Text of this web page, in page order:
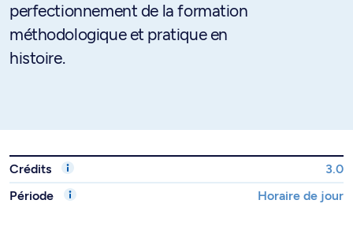
perfectionnement de la formation
méthodologique et pratique en
histoire.
Crédits
3.0
Période
Horaire de jour